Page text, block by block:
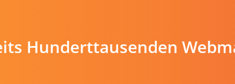
Hunderttausenden